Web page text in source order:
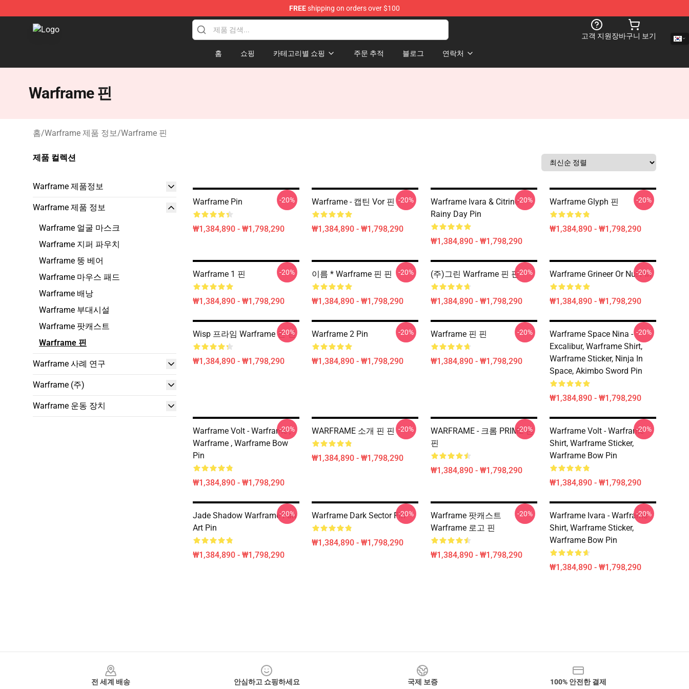
FREEshipping on orders over $100
Warframe Shop - Official Warframe Merchandise Store
고객 지원장바구니 보기
홈 쇼핑 카테고리별 쇼핑 주문 추적 블로그 연락처
Warframe 핀
홈/Warframe 제품 정보/Warframe 핀
제품 컬렉션
Warframe 제품정보
Warframe 제품 정보
Warframe 얼굴 마스크
Warframe 지퍼 파우치
Warframe 뚱 베어
Warframe 마우스 패드
Warframe 배낭
Warframe 부대시설
Warframe 팟캐스트
Warframe 핀
Warframe 사례 연구
Warframe (주)
Warframe 운동 장치
Warframe Pin
₩1,384,890 - ₩1,798,290
-20% Warframe - 캡틴 Vor 핀
₩1,384,890 - ₩1,798,290
-20%
Warframe Ivara & Citrine
Rainy Day Pin
₩1,384,890 - ₩1,798,290
-20% Warframe Glyph 핀
₩1,384,890 - ₩1,798,290
-20%
Warframe 1 핀
₩1,384,890 - ₩1,798,290
-20% 이름 * Warframe 핀 핀
₩1,384,890 - ₩1,798,290
-20% (주)그린 Warframe 핀 핀
₩1,384,890 - ₩1,798,290
-20% Warframe Grineer Or Nu! Pin
₩1,384,890 - ₩1,798,290
-20%
Wisp 프라임 Warframe 핀 핀
₩1,384,890 - ₩1,798,290
-20% Warframe 2 Pin
₩1,384,890 - ₩1,798,290
-20% Warframe 핀 핀
₩1,384,890 - ₩1,798,290
-20%
Warframe Space Nina -
Excalibur, Warframe Shirt,
Warframe Sticker, Ninja In
Space, Akimbo Sword Pin
₩1,384,890 - ₩1,798,290
-20%
Warframe Volt - Warframe ,
Warframe , Warframe Bow
Pin
₩1,384,890 - ₩1,798,290
-20% WARFRAME 소개 핀 핀
₩1,384,890 - ₩1,798,290
-20%
WARFRAME - 크롬 PRIME 핀
핀
₩1,384,890 - ₩1,798,290
-20%
Warframe Volt - Warframe
Shirt, Warframe Sticker,
Warframe Bow Pin
₩1,384,890 - ₩1,798,290
-20%
Jade Shadow Warframe Fan
Art Pin
₩1,384,890 - ₩1,798,290
-20% Warframe Dark Sector Pin
₩1,384,890 - ₩1,798,290
-20%
Warframe 팟캐스트
Warframe 로고 핀
₩1,384,890 - ₩1,798,290
-20%
Warframe Ivara - Warframe
Shirt, Warframe Sticker,
Warframe Bow Pin
₩1,384,890 - ₩1,798,290
-20%
전 세계 배송
안심하고 쇼핑하세요
국제 보증
100% 안전한 결제